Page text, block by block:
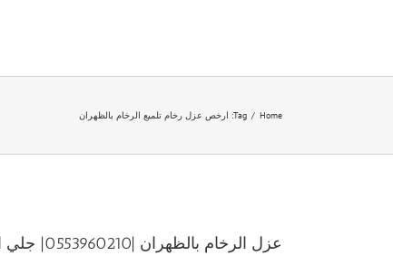
Home
/
Tag: ارخص عزل رخام تلميع الرخام بالظهران
عزل الرخام بالظهران |0553960210| جلي الرخام الظهران